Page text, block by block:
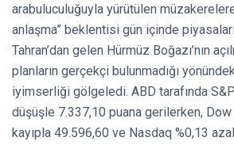
arabuluculuğuyla yürütülen
anlaşma” beklentisi gün içinde
Tahran’dan gelen Hürmüz Boğazı’nın
planların gerçekçi bulunmadığı
iyimserliği gölgeledi. ABD tarafında
düşüşle 7.337,10 puana gerilerken,
kayıpla 49.596,60 ve Nasdaq %0,13